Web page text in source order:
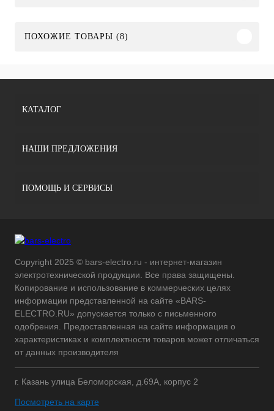
ПОХОЖИЕ ТОВАРЫ (8)
КАТАЛОГ
НАШИ ПРЕДЛОЖЕНИЯ
ПОМОЩЬ И СЕРВИСЫ
Copyright 2025 © bars-electro.ru - интернет-магазин
электротехнической продукции. Все права защищены.
Копирование и использование в коммерческих целях
информации представленной на сайте «BARS-
ELECTRO.RU» допускается только с письменного
одобрения. Предоставленная на сайте информация о
характеристиках и комплектности товаров может отличаться
от данных производителя
г. Казань улица Беломорская, д.69А, корпус 2
Посмотреть на карте